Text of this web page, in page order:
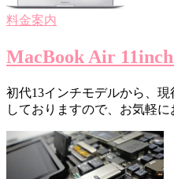
料金案内
MacBook Air
初代13インチモデルから、
しておりますので、お気軽に